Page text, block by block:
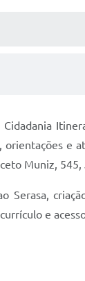
e
Muniz,
Serasa,
e